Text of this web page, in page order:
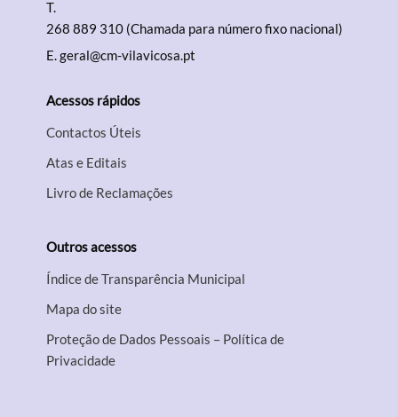
T.
268 889 310 (Chamada para número fixo nacional)
E.geral@cm-vilavicosa.pt
Acessos rápidos
Contactos Úteis
Atas e Editais
Livro de Reclamações
Outros acessos
Índice de Transparência Municipal
Mapa do site
Proteção de Dados Pessoais – Política de
Privacidade